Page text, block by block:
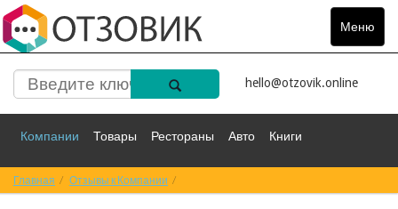
Меню
Toggle
hello@otzovik.online
Компании Товары Рестораны Авто Книги
Спорт Фильмы Деньги
Главная Отзывы к Компании